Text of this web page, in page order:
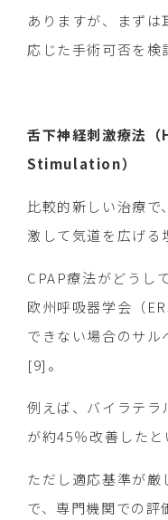
ありますが、まず
応じた手術可否を検
舌下神経刺激療法
Stimulation）
比較的新しい治療
激して気道を広げる
CPAP療法がどうし
欧州呼吸器学会（
できない場合のサ
[9]。
例えば、バイラテ
が約45％改善した
ただし適応基準が厳
で、専門機関での評